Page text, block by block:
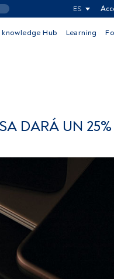
ES
knowledge Hub Learning
DARÁ UN